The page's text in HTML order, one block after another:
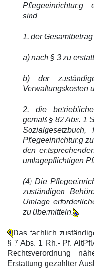
Pflegeeinrichtung
sind
1. der
a) nach § 3 zu
b) der
Verwaltungskosten
2. die
gemäß § 82 Abs. 1
Pflegeeinrichtung
den
umlagepflichtigen
(4) Die
zuständigen
Umlage
zu übermitteln.
Das fachlich
§ 7 Abs. 1 Rh.- Pf.
Rechtsverordnung
Erstattung gezahlter